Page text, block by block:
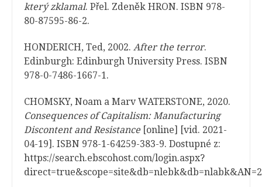
který zklamal. Přel. Zdeněk HRON. ISBN 978-
80-87595-86-2.
HONDERICH, Ted, 2002. After the terror.
Edinburgh: Edinburgh University Press. ISBN
978-0-7486-1667-1.
CHOMSKY, Noam a Marv WATERSTONE, 2020.
Consequences of Capitalism: Manufacturing
Discontent and Resistance[online] [vid. 2021-
04-19]. ISBN 978-1-64259-383-9. Dostupné z:
https://search.ebscohost.com/login.aspx?